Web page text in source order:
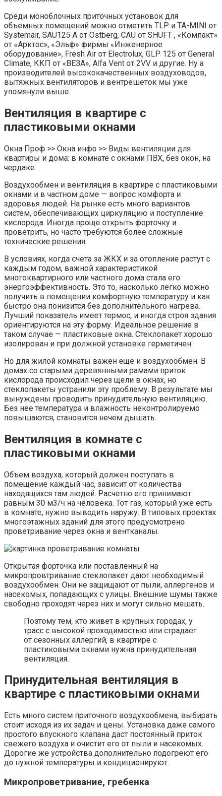
Среди моноблочных приточных установок для
объемных помещений можно отметить TLP и TA-MINI от
Systemair, SAU125 A от Ostberg, CAU от SHUFT , «Компакт»
от «Арктос», «Эльф» фирмы «Инженерное
оборудование», Fresh Air от Electrolux, GLP 125 от General
Climate, ККП от «ВЕЗА», Alfa Vent от 2VV и другие. Ну а
производителей высококачественных воздуховодов,
вытяжных вентиляторов и вентрешеток мы уже
упомянули выше.
Вентиляция в квартире с
пластиковыми окнами
Окна Проф >> Окна инфо >> Виды вентиляции для
квартиры и дома: в комнате с окнами ПВХ, без окон, на
чердаке
Воздухообмен и вентиляция в квартире с пластиковыми
окнами и в частном доме — вопрос комфорта и
здоровья людей. На рынке есть много вариантов
систем, обеспечивающих циркуляцию и поступление
кислорода. Иногда проще открыть форточку и
проветрить, но часто требуются более сложные
технические решения.
В условиях, когда счета за ЖКХ и за отопление растут с
каждым годом, важной характеристикой
многоквартирного или частного дома стала его
энергоэффективность. Это то, насколько легко можно
получить в помещении комфортную температуру и как
быстро она понизится без дополнительного нагрева.
Лучший показатель имеет термос, и иногда строя здания
ориентируются на эту форму. Идеальное решение в
таком случае — пластиковые окна. Стеклопакет хорошо
изолирован и при должной установке герметичен.
Но для жилой комнаты важен еще и воздухообмен. В
домах со старыми деревянными рамами приток
кислорода происходил через щели в окнах, но
стеклопакеты устранили эту проблему. В результате мы
вынуждены проводить принудительную вентиляцию.
Без нее температура и влажность неконтролируемо
повышаются, становится нечем дышать.
Вентиляция в комнате с
пластиковыми окнами
Объем воздуха, который должен поступать в
помещение каждый час, зависит от количества
находящихся там людей. Расчетно его принимают
равным 30 м3/ч на человека. Тот газ, который уже есть
в комнате, нужно выводить наружу. В типовых проектах
многоэтажных зданий для этого предусмотрено
проветривание через окна и вентканалы.
Открытая форточка или поставленный на
микропровтривание стеклопакет дают необходимый
воздухообмен. Они не защищают от пыли, аллергенов и
насекомых, попадающих с улицы. Внешние шумы также
свободно проходят через них и могут сильно мешать.
Поэтому тем, кто живет в крупных городах, у
трасс с высокой проходимостью или страдает
от сезонных аллергий, в квартире с
пластиковыми окнами нужна принудительная
вентиляция.
Принудительная вентиляция в
квартире с пластиковыми окнами
Есть много систем приточного воздухообмена, выбирать
стоит исходя из их задач и цены. Установка даже самого
простого впускного клапана даст постоянный приток
свежего воздуха и очистит его от пыли и насекомых.
Дорогие же устройства дополнительно подогреют его
до нужной температуры и кондиционируют.
Микропроветривание, гребенка